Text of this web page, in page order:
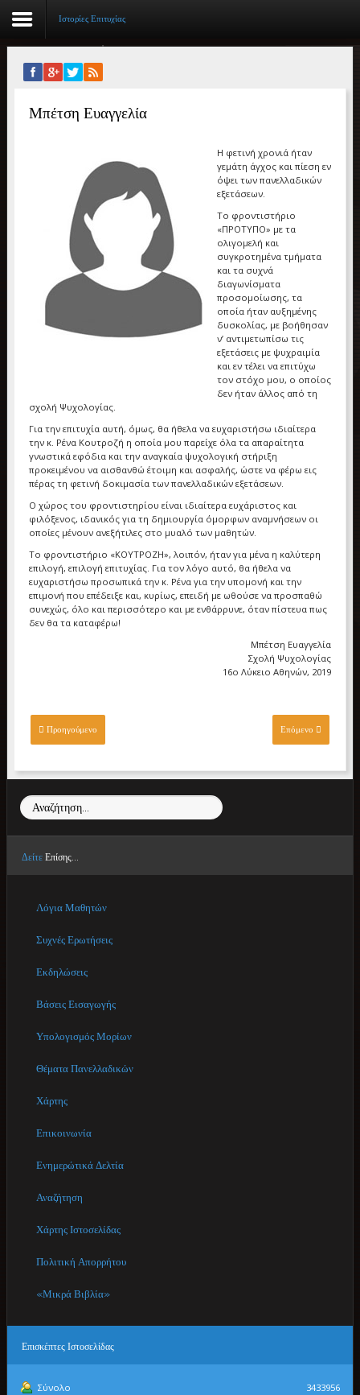
Αρχική
Βιογραφικό
Ιστορίες Επιτυχίας
Επιτυχόντες
Διακρίσεις
Ιστορίες Επιτυχίας
Μπέτση Ευαγγελία
Η φετινή χρονιά ήταν
γεμάτη άγχος και πίεση εν
όψει των πανελλαδικών
εξετάσεων.
Το φροντιστήριο
«ΠΡΟΤΥΠΟ» με τα
ολιγομελή και
συγκροτημένα τμήματα
και τα συχνά
διαγωνίσματα
προσομοίωσης, τα
οποία ήταν αυξημένης
δυσκολίας, με βοήθησαν
ν’ αντιμετωπίσω τις
εξετάσεις με ψυχραιμία
και εν τέλει να επιτύχω
τον στόχο μου, ο οποίος
δεν ήταν άλλος από τη
σχολή Ψυχολογίας.
Για την επιτυχία αυτή, όμως, θα ήθελα να ευχαριστήσω ιδιαίτερα
την κ. Ρένα Κουτροζή η οποία μου παρείχε όλα τα απαραίτητα
γνωστικά εφόδια και την αναγκαία ψυχολογική στήριξη
προκειμένου να αισθανθώ έτοιμη και ασφαλής, ώστε να φέρω εις
πέρας τη φετινή δοκιμασία των πανελλαδικών εξετάσεων.
Ο χώρος του φροντιστηρίου είναι ιδιαίτερα ευχάριστος και
φιλόξενος, ιδανικός για τη δημιουργία όμορφων αναμνήσεων οι
οποίες μένουν ανεξήτιλες στο μυαλό των μαθητών.
Το φροντιστήριο «ΚΟΥΤΡΟΖΗ», λοιπόν, ήταν για μένα η καλύτερη
επιλογή, επιλογή επιτυχίας. Για τον λόγο αυτό, θα ήθελα να
ευχαριστήσω προσωπικά την κ. Ρένα για την υπομονή και την
επιμονή που επέδειξε και, κυρίως, επειδή με ωθούσε να προσπαθώ
συνεχώς, όλο και περισσότερο και με ενθάρρυνε, όταν πίστευα πως
δεν θα τα καταφέρω!
Μπέτση Ευαγγελία
Σχολή Ψυχολογίας
16ο Λύκειο Αθηνών, 2019
Προηγούμενο Επόμενο
Αναζήτηση...
Δείτε Επίσης...
Λόγια Μαθητών
Συχνές Ερωτήσεις
Εκδηλώσεις
Βάσεις Εισαγωγής
Υπολογισμός Μορίων
Θέματα Πανελλαδικών
Χάρτης
Επικοινωνία
Ενημερώτικά Δελτία
Αναζήτηση
Χάρτης Ιστοσελίδας
Πολιτική Απορρήτου
«Μικρά Βιβλία»
Επισκέπτες Ιστοσελίδας
Σύνολο 3433956